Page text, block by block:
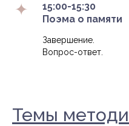
15:00-15:30
Поэма о памяти
Завершение.
Вопрос-ответ.
Темы